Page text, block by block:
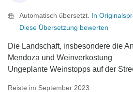
Automatisch übersetzt. In
Diese Übersetzung bewerten
Die Landschaft, insbesondere die
Mendoza und Weinverkostung
Ungeplante Weinstopps auf der
Reiste im September 2023